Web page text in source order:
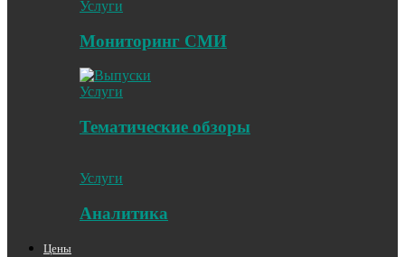
Услуги
Мониторинг СМИ
Услуги
Тематические обзоры
Услуги
Аналитика
Цены